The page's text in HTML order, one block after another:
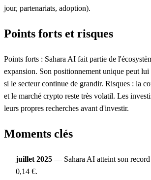
jour, partenariats, adoption).
Points forts et risques
Points forts : Sahara AI fait partie de
expansion. Son positionnement unique peut lui
si le secteur continue de grandir. Risques : la
et le marché crypto reste très volatil. Les
leurs propres recherches avant d'investir.
Moments clés
juillet 2025 — Sahara AI atteint son
0,14 €.